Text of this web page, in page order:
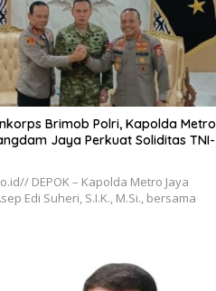
Brimob Polri, Kapolda Metro
Jaya Perkuat Soliditas TNI-
DEPOK – Kapolda Metro Jaya
Edi Suheri, S.I.K., M.Si., bersama